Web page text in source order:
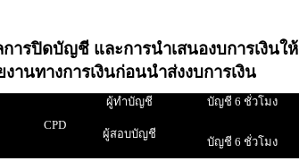
ารปิดบัญชี และการนำเสนองบการเงินให้
านทางการเงินก่อนนำส่งงบการเงิน
CPD
ผู้ทำบัญชี บัญชี 6 ชั่วโมง
ผู้สอบบัญชี
บัญชี 6 ชั่วโมง